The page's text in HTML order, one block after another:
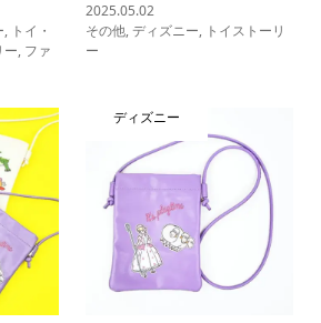
, トイ・
ー, ファ
2025.05.02
その他,ディズニー, トイストーリ
ー
ディズニー